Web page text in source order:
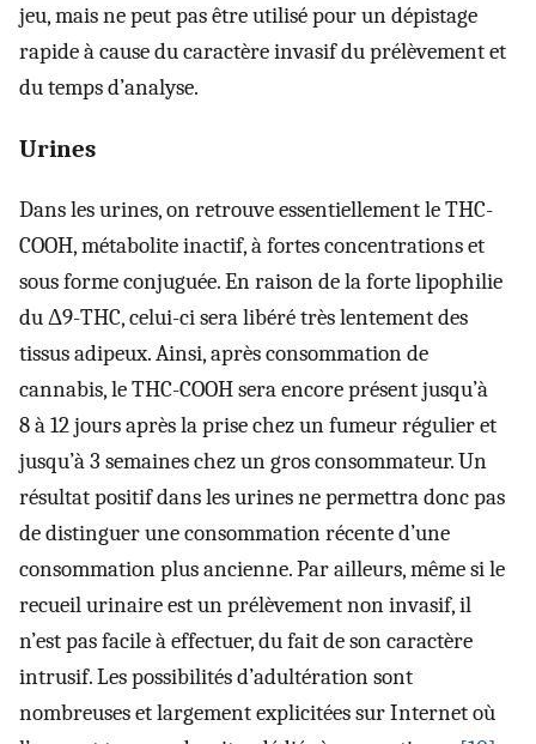
jeu, mais ne peut pas être utilisé pour un dépistage
rapide à cause du caractère invasif du prélèvement et
du temps d’analyse.
Urines
Dans les urines, on retrouve essentiellement le THC-
COOH, métabolite inactif, à fortes concentrations et
sous forme conjuguée. En raison de la forte lipophilie
du Δ9-THC, celui-ci sera libéré très lentement des
tissus adipeux. Ainsi, après consommation de
cannabis, le THC-COOH sera encore présent jusqu’à
8 à 12 jours après la prise chez un fumeur régulier et
jusqu’à 3 semaines chez un gros consommateur. Un
résultat positif dans les urines ne permettra donc pas
de distinguer une consommation récente d’une
consommation plus ancienne. Par ailleurs, même si le
recueil urinaire est un prélèvement non invasif, il
n’est pas facile à effectuer, du fait de son caractère
intrusif. Les possibilités d’adultération sont
nombreuses et largement explicitées sur Internet où